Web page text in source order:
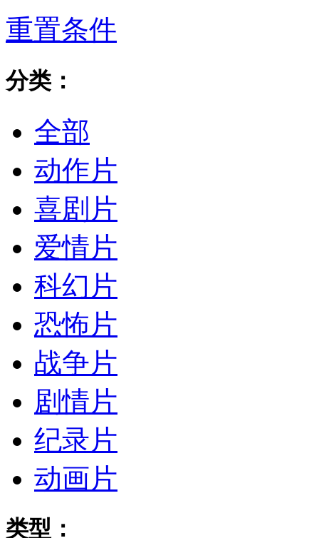
重置条件
分类：
全部
动作片
喜剧片
爱情片
科幻片
恐怖片
战争片
剧情片
纪录片
动画片
类型：